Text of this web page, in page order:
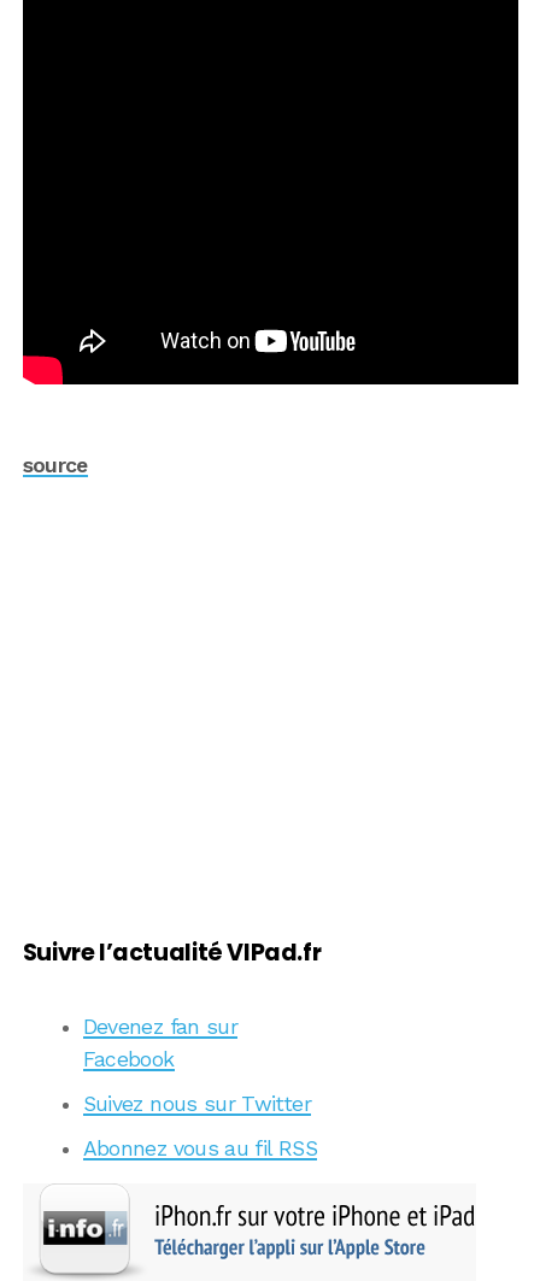
source
Suivre l’actualité VIPad.fr
Devenez fan sur
Facebook
Suivez nous sur Twitter
Abonnez vous au fil RSS